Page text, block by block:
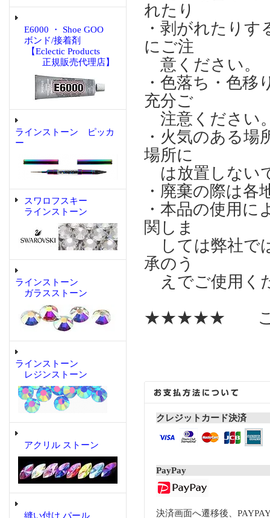
E6000 ・ Shoe GOO
ボンド/接着剤
【Eclectic Products
正規販売代理店】
ラインストーン ピッカ
ー
スワロフスキー
ラインストーン
ラインストーン
ガラスストーン
ラインストーン
レジンストーン
アクリル ストーン
縫い付け パール
れたり
・剥がれたり
にご注
意ください。
・色落ち・色
充分ご
注意ください
・火気のある場
場所に
は放置しない
・廃棄の際は
・本品の使用
関しま
しては弊社で
承のう
えでご使用く
★★★★★ こ
クレジットカード決済
PayPay
決済画面へ遷移後、